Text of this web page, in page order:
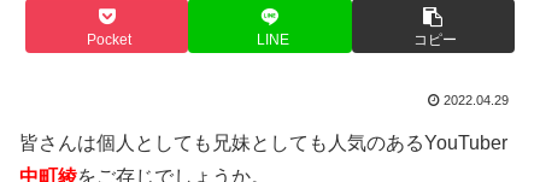
Pocket LINE コピー
2022.04.29
皆さんは個人としても兄妹としても人気のあるYouTuber
中町綾をご存じでしょうか。